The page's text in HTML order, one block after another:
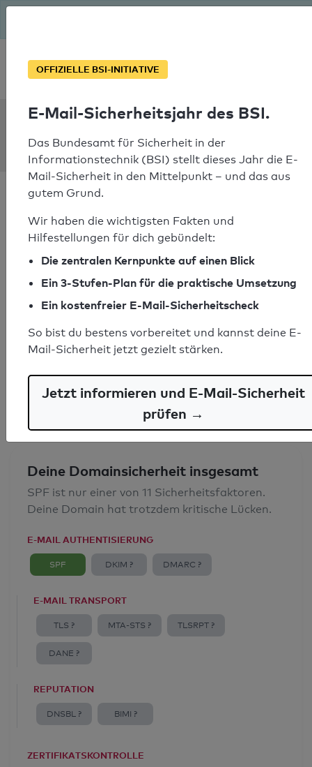
Soforthilfe bei Notfällen
chiwara.nl
SPF-Check bestanden
Ihr SPF-Record Prüfergebnis
Syntaxprüfung: 0 Fehler
E-Mail-Spoofingschutz: Gut
Deine Domainsicherheit insgesamt
SPF ist nur einer von 11 Sicherheitsfaktoren.
Deine Domain hat trotzdem kritische Lücken.
E-MAIL AUTHENTISIERUNG
SPF DKIM ? DMARC ?
E-MAIL TRANSPORT
TLS ? MTA-STS ? TLSRPT ?
DANE ?
REPUTATION
DNSBL ? BIMI ?
ZERTIFIKATSKONTROLLE
OFFIZIELLE BSI-INITIATIVE
E-Mail-Sicherheitsjahr des BSI.
Das Bundesamt für Sicherheit in der
Informationstechnik (BSI) stellt dieses Jahr die E-
Mail-Sicherheit in den Mittelpunkt – und das aus
gutem Grund.
Wir haben die wichtigsten Fakten und
Hilfestellungen für dich gebündelt:
Die zentralen Kernpunkte auf einen Blick
Ein 3-Stufen-Plan für die praktische Umsetzung
Ein kostenfreier E-Mail-Sicherheitscheck
So bist du bestens vorbereitet und kannst deine E-
Mail-Sicherheit jetzt gezielt stärken.
Jetzt informieren und E-Mail-Sicherheit
prüfen →